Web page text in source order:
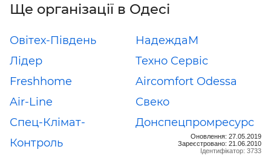
Ще організації в Одесі
Овітех-Південь
НадеждаМ
Лідер
Техно Cервіс
Freshhome
Aircomfort Odessa
Air-Line
Свеко
Спец-Клімат-
Контроль
Донспецпромресурс
Оновлення: 27.05.2019
Зареєстровано: 21.06.2010
Ідентифікатор: 3733